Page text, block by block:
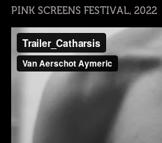
PINK SCREENS FESTIVAL, 2022